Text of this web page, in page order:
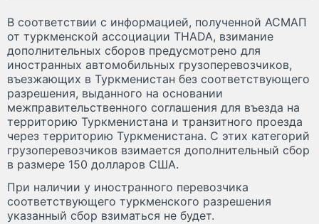
В соответствии с информацией, полученной АСМАП
от туркменской ассоциации THADA, взимание
дополнительных сборов предусмотрено для
иностранных автомобильных грузоперевозчиков,
въезжающих в Туркменистан без соответствующего
разрешения, выданного на основании
межправительственного соглашения для въезда на
территорию Туркменистана и транзитного проезда
через территорию Туркменистана. С этих категорий
грузоперевозчиков взимается дополнительный сбор
в размере 150 долларов США.
При наличии у иностранного перевозчика
соответствующего туркменского разрешения
указанный сбор взиматься не будет.